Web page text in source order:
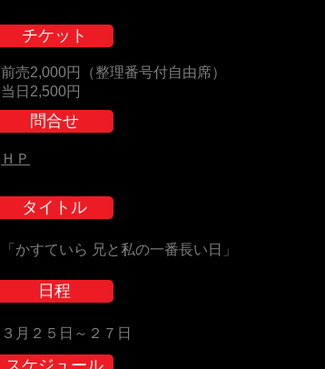
チケット
前売2,000円（整理番号付自由席）
当日2,500円
問合せ
ＨＰ
タイトル
「かすていら 兄と私の一番長い日」
日程
３月２５日～２７日
スケジュール